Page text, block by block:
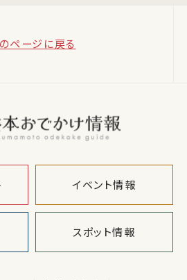
ページに戻る
イベント情報
スポット情報